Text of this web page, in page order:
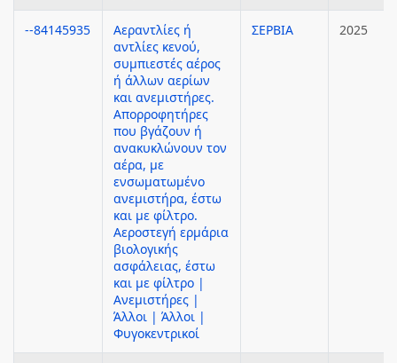
--84145935
Αεραντλίες ή
αντλίες κενού,
συμπιεστές αέρος
ή άλλων αερίων
και ανεμιστήρες.
Απορροφητήρες
που βγάζουν ή
ανακυκλώνουν τον
αέρα, με
ενσωματωμένο
ανεμιστήρα, έστω
και με φίλτρο.
Αεροστεγή ερμάρια
βιολογικής
ασφάλειας, έστω
και με φίλτρο |
Ανεμιστήρες |
Άλλοι | Άλλοι |
Φυγοκεντρικοί
ΣΕΡΒΙΑ 2025